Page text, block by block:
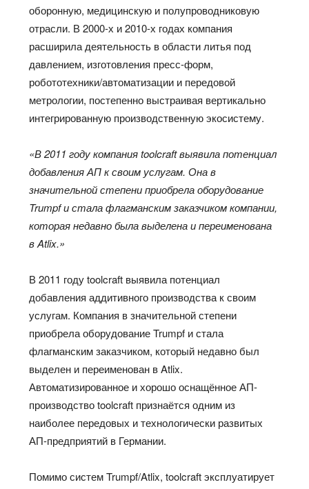
оборонную, медицинскую и полупроводниковую
отрасли. В 2000-х и 2010-х годах компания
расширила деятельность в области литья под
давлением, изготовления пресс-форм,
робототехники/автоматизации и передовой
метрологии, постепенно выстраивая вертикально
интегрированную производственную экосистему.
«В 2011 году компания toolcraft выявила потенциал
добавления АП к своим услугам. Она в
значительной степени приобрела оборудование
Trumpf и стала флагманским заказчиком компании,
которая недавно была выделена и переименована
в Atlix.»
В 2011 году toolcraft выявила потенциал
добавления аддитивного производства к своим
услугам. Компания в значительной степени
приобрела оборудование Trumpf и стала
флагманским заказчиком, который недавно был
выделен и переименован в Atlix.
Автоматизированное и хорошо оснащённое АП-
производство toolcraft признаётся одним из
наиболее передовых и технологически развитых
АП-предприятий в Германии.
Помимо систем Trumpf/Atlix, toolcraft эксплуатирует